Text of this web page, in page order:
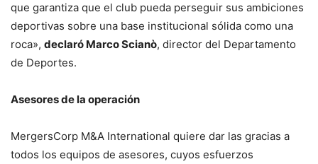
que garantiza que el club pueda perseguir sus ambiciones
deportivas sobre una base institucional sólida como una
roca», declaró Marco Scianò, director del Departamento
de Deportes.
Asesores de la operación
MergersCorp M&A International quiere dar las gracias a
todos los equipos de asesores, cuyos esfuerzos